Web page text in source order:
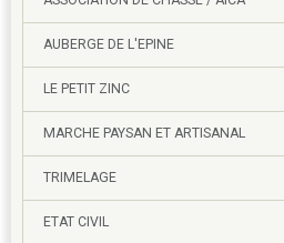
AUBERGE DE L'EPINE
LE PETIT ZINC
MARCHE PAYSAN ET ARTISANAL
TRIMELAGE
ETAT CIVIL